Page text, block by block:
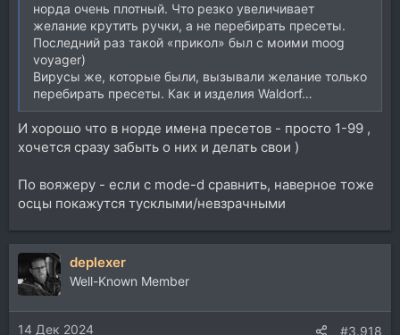
норда очень плотный. Что резко увеличивает
желание крутить ручки, а не перебирать пресеты.
Последний раз такой «прикол» был с моими moog
voyager)
Вирусы же, которые были, вызывали желание только
перебирать пресеты. Как и изделия Waldorf…
И хорошо что в норде имена пресетов - просто 1-99 ,
хочется сразу забыть о них и делать свои )
По вояжеру - если с mode-d сравнить, наверное тоже
осцы покажутся тусклыми/невзрачными
deplexer
Well-Known Member
14 Дек 2024 #3.918